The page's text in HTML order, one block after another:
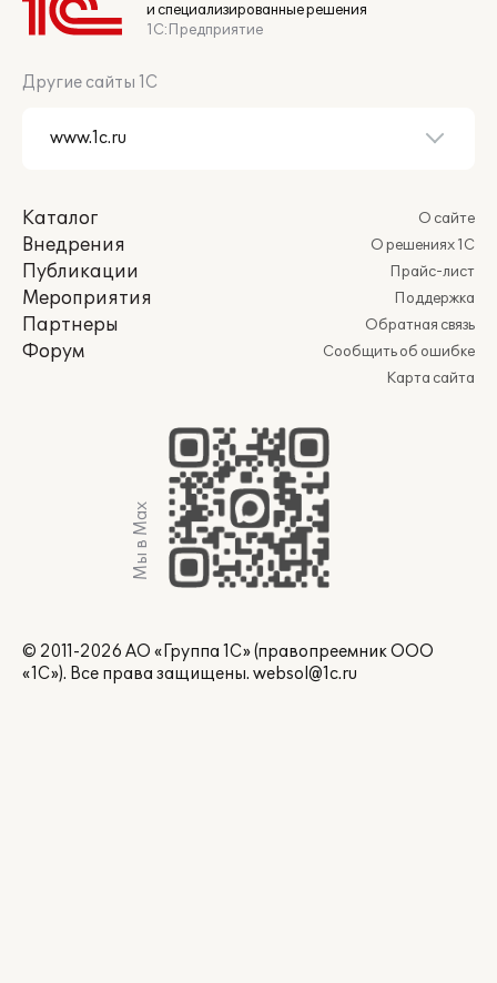
и специализированные решения
1С:Предприятие
Другие сайты 1С
Каталог
Внедрения
Публикации
Мероприятия
Партнеры
Форум
О сайте
О решениях 1С
Прайс-лист
Поддержка
Обратная связь
Сообщить об ошибке
Карта сайта
Мы в Max
© 2011-2026 АО «Группа 1С» (правопреемник ООО
«1С»). Все права защищены. websol@1c.ru